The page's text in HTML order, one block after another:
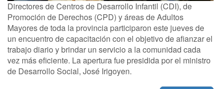
Directores de Centros de Desarrollo Infantil (CDI), de
Promoción de Derechos (CPD) y áreas de Adultos
Mayores de toda la provincia participaron este jueves de
un encuentro de capacitación con el objetivo de afianzar el
trabajo diario y brindar un servicio a la comunidad cada
vez más eficiente. La apertura fue presidida por el ministro
de Desarrollo Social, José Irigoyen.